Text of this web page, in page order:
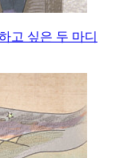
고 싶은 두 마디